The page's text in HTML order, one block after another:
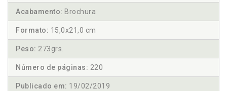
Acabamento: Brochura
Formato: 15,0x21,0 cm
Peso: 273grs.
Número de páginas: 220
Publicado em: 19/02/2019